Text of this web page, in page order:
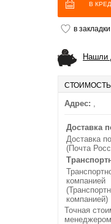
В
в закладки
Нашли
Адрес: ,
Доставка
Доставка
(Почта
компанией
компанией)
Точная